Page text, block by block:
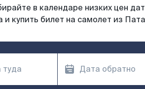
в календаре низких цен
и купить билет на самолет из